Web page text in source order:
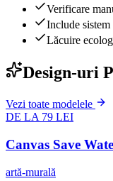
Verificare
Include
Lăcuire
Design-uri
Vezi toate modelele
DE LA 79 LEI
Canvas Save
artă-murală